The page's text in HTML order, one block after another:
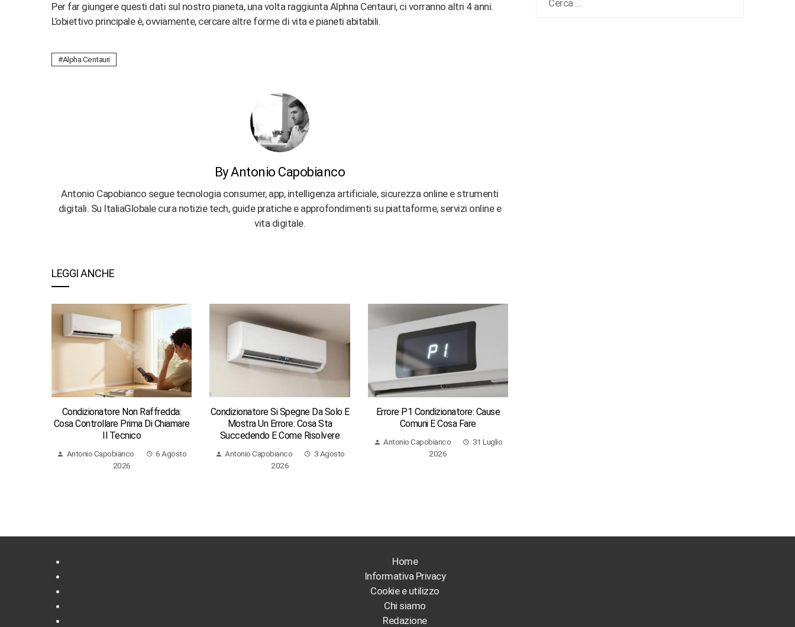
Per far giungere questi dati sul nostro pianeta, una volta raggiunta Alphna Centauri, ci vorranno altri 4 anni.
L’obiettivo principale è, ovviamente, cercare altre forme di vita e pianeti abitabili.
Alpha Centauri
By Antonio Capobianco
Antonio Capobianco segue tecnologia consumer, app, intelligenza artificiale, sicurezza online e strumenti
digitali. Su ItaliaGlobale cura notizie tech, guide pratiche e approfondimenti su piattaforme, servizi online e
vita digitale.
LEGGI ANCHE
Condizionatore Non Raffredda:
Cosa Controllare Prima Di Chiamare
Il Tecnico
Antonio Capobianco
6 Agosto
2026
Condizionatore Si Spegne Da Solo E
Mostra Un Errore: Cosa Sta
Succedendo E Come Risolvere
Antonio Capobianco
3 Agosto
2026
Errore P1 Condizionatore: Cause
Comuni E Cosa Fare
Antonio Capobianco
31 Luglio
2026
Home
Informativa Privacy
Cookie e utilizzo
Chi siamo
Redazione